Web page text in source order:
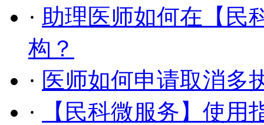
· 助理医师如何在【民
构？
· 医师如何申请取消多
·
【民科微服务】使